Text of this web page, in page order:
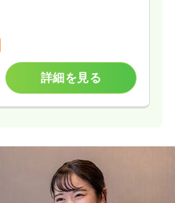
ブランク可詳細を見る